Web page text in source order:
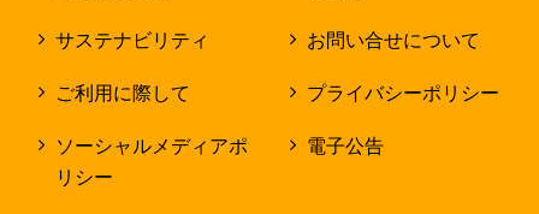
サステナビリティ お問い合せについて
ご利用に際して プライバシーポリシー
ソーシャルメディアポ
リシー
電子公告